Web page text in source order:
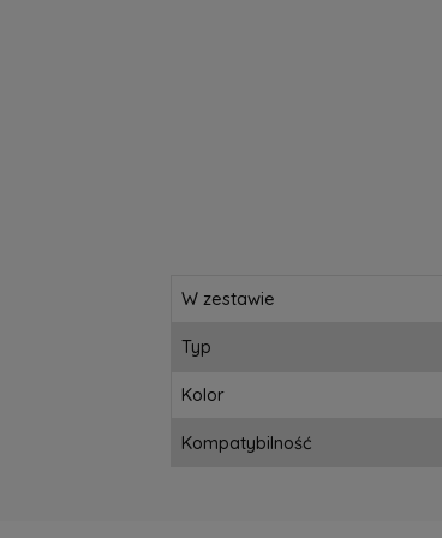
W zestawie
Typ
Kolor
Kompatybilność